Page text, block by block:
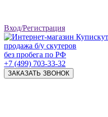
Вход/Регистрация
продажа б/у скутеров
без пробега по РФ
+7 (499) 703-33-32
ЗАКАЗАТЬ ЗВОНОК